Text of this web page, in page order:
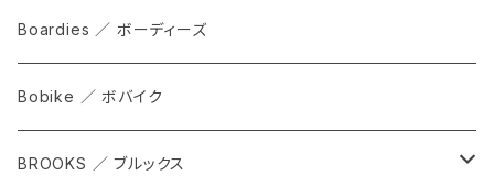
grove
ALL
FORGE
WPT TOTE
Boardies ／ ボーディーズ
Bobike ／ ボバイク
BROOKS ／ ブルックス